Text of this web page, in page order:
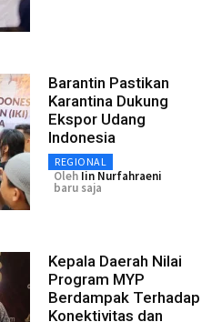
Barantin Pastikan
Karantina Dukung
Ekspor Udang
Indonesia
REGIONAL
Oleh Iin Nurfahraeni
baru saja
Kepala Daerah Nilai
Program MYP
Berdampak Terhadap
Konektivitas dan